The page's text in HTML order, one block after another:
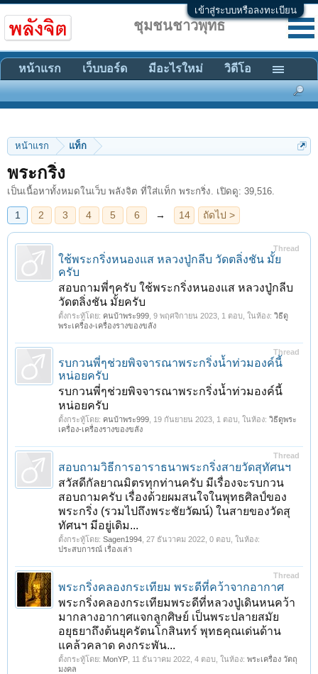
เข้าสู่ระบบหรือลงทะเบียน
หน้าแรก แท็ก
พระกริ่ง
เป็นเนื้อหาทั้งหมดในเว็บ พลังจิต ที่ใส่แท็ก พระกริ่ง. เปิดดู: 39,516.
1 2 3 4 5 6 → 14 ถัดไป >
Thread
ใช้พระกริ่งหนองแส หลวงปู่กลีบ วัดตลิ่งชัน มั้ย
ครับ
สอบถามพี่ๆครับ ใช้พระกริ่งหนองแส หลวงปู่กลีบ
วัดตลิ่งชัน มั้ยครับ
ตั้งกระทู้โดย: คนบ้าพระ999 9 พฤศจิกายน 2023 , 1 ตอบ, ในห้อง: วิธีดู
พระเครื่อง-เครื่องรางของขลัง
Thread
รบกวนพี่ๆช่วยพิจจารณาพระกริ่งน้ำท่วมองค์นี้
หน่อยครับ
รบกวนพี่ๆช่วยพิจจารณาพระกริ่งน้ำท่วมองค์นี้
หน่อยครับ
ตั้งกระทู้โดย: คนบ้าพระ999 19 กันยายน 2023 , 1 ตอบ, ในห้อง: วิธีดูพระ
เครื่อง-เครื่องรางของขลัง
Thread
สอบถามวิธีการอาราธนาพระกริ่งสายวัดสุทัศนฯ
สวัสดีกัลยาณมิตรทุกท่านครับ มีเรื่องจะรบกวน
สอบถามครับ เรื่องด้วยผมสนใจในพุทธศิลป์ของ
พระกริ่ง (รวมไปถึงพระชัยวัฒน์) ในสายของวัดสุ
ทัศนฯ มีอยู่เดิม...
ตั้งกระทู้โดย: Sagen1994 27 ธันวาคม 2022 , 0 ตอบ, ในห้อง:
ประสบการณ์ เรื่องเล่า
Thread
พระกริ่งคลองกระเทียม พระดีที่คว้าจากอากาศ
พระกริ่งคลองกระเทียมพระดีที่หลวงปู่เดินหนคว้า
มากลางอากาศแจกลูกศิษย์ เป็นพระปลายสมัย
อยุธยาถึงต้นยุครัตนโกสินทร์ พุทธคุณเด่นด้าน
แคล้วคลาด คงกระพัน...
ตั้งกระทู้โดย: MonYP 11 ธันวาคม 2022 , 4 ตอบ, ในห้อง: พระเครื่อง วัตถุ
มงคล
ชุมชนชาวพุทธ
หน้าแรก เว็บบอร์ด มีอะไรใหม่ วิดีโอ